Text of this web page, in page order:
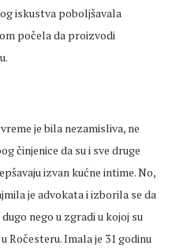
iskustva poboljšavala
počela da proizvodi
je bila nezamisliva, ne
činjenice da su i sve druge
izvan kućne intime. No,
je advokata i izborila se da
nego u zgradi u kojoj su
Ročesteru. Imala je 31 godinu